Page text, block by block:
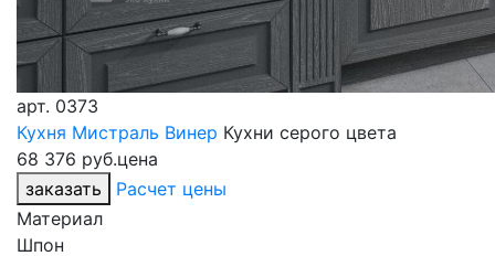
арт. 0373
Кухня Мистраль Винер Кухни серого цвета
68 376 руб.цена
заказать
Расчет цены
Материал
Шпон